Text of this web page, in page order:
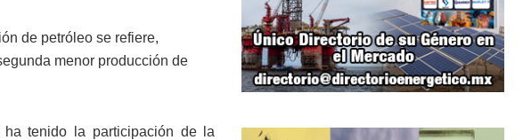
de petróleo se refiere,
menor producción de
tenido la participación de la